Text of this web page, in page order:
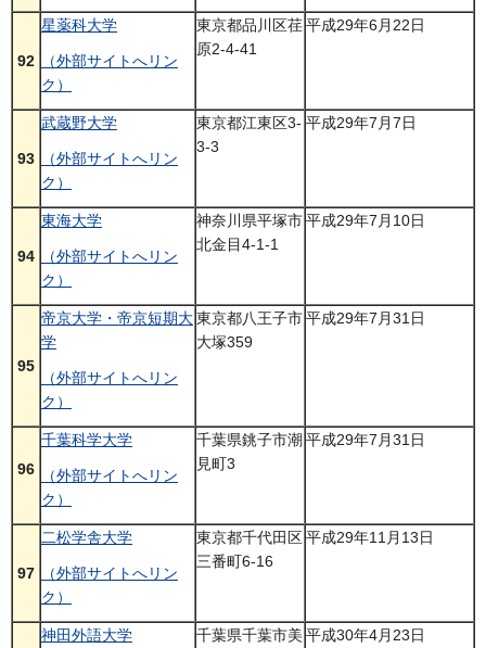
92
星薬科大学
（外部サイトへリン
ク）
東京都品川区荏
原2-4-41
平成29年6月22日
93
武蔵野大学
（外部サイトへリン
ク）
東京都江東区3-
3-3
平成29年7月7日
94
東海大学
（外部サイトへリン
ク）
神奈川県平塚市
北金目4-1-1
平成29年7月10日
95
帝京大学・帝京短期大
学
（外部サイトへリン
ク）
東京都八王子市
大塚359
平成29年7月31日
96
千葉科学大学
（外部サイトへリン
ク）
千葉県銚子市潮
見町3
平成29年7月31日
97
二松学舎大学
（外部サイトへリン
ク）
東京都千代田区
三番町6-16
平成29年11月13日
神田外語大学
千葉県千葉市美 平成30年4月23日